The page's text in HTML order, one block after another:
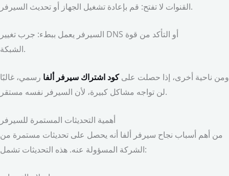
القنوات لا تفتح: قم بإعادة تشغيل الجهاز أو تحديث السيرفر.
السيرفر يعمل ببطء: جرب تغيير DNS أو التأكد من قوة
الشبكة.
ومن ناحية أخرى، إذا حصلت علىكود اشتراك سيرفر ألفا رسمي، غالبًا
لن تواجه مشاكل كبيرة، لأن السيرفر نفسه مستقر.
أهمية التحديثات المستمرة للسيرفر
من أهم أسباب نجاح سيرفر ألفا أنه يحصل على تحديثات مستمرة من
الشركة المسؤولة عنه. هذه التحديثات تشمل: